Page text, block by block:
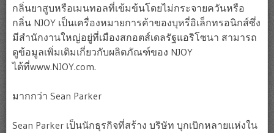
กลิ่นยาสูบหรือเมนทอลที่เข้มข้นโดยไม่กระจายควันหรือ
กลิ่น NJOY เป็นเครื่องหมายการค้าของบุหรี่อิเล็กทรอนิกส์ซึ่ง
มีสำนักงานใหญ่อยู่ที่เมืองสกอตส์เดลรัฐแอริโซนา สามารถ
ดูข้อมูลเพิ่มเติมเกี่ยวกับผลิตภัณฑ์ของ NJOY
ได้ที่www.NJOY.com.
มากกว่า Sean Parker
Sean Parker เป็นนักธุรกิจที่สร้าง บริษัท บุกเบิกหลายแห่งใน